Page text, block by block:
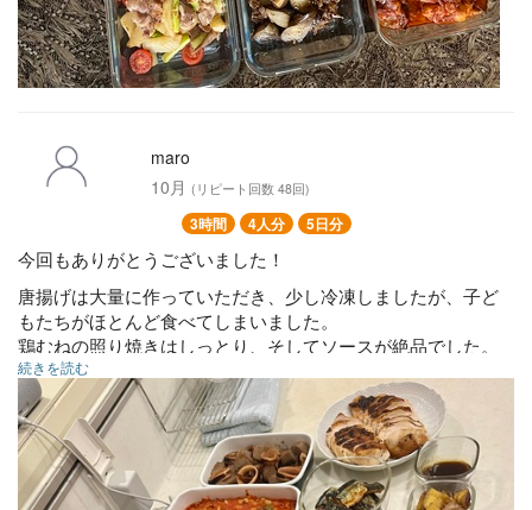
maro
10月 (リピート回数 48回)
3時間 4人分 5日分
今回もありがとうございました！
唐揚げは大量に作っていただき、少し冷凍しましたが、子ど
もたちがほとんど食べてしまいました。
鶏むねの照り焼きはしっとり、そしてソースが絶品でした。
クリームシチューはさつまいもがホクホク、食べ応えがあっ
ておいしかったです。
秋刀魚の蒲焼は、味は濃すぎず、ご飯に合うお味で秋刀魚を
もっと買ってくればよかったと後悔するほどのお味でした。
いかと里芋の煮物も、イカが柔らかく、お味もちょうど良く
て美味しかったです。
続きを読む